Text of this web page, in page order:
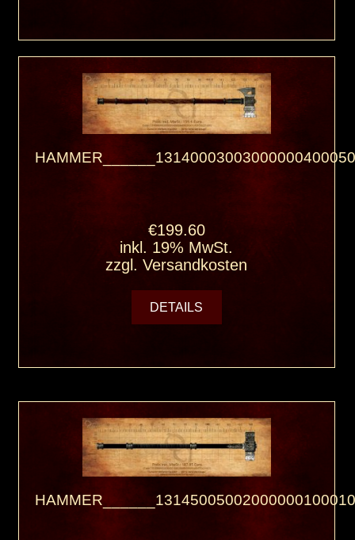
€199.60
inkl. 19% MwSt.
zzgl.Versandkosten
DETAILS